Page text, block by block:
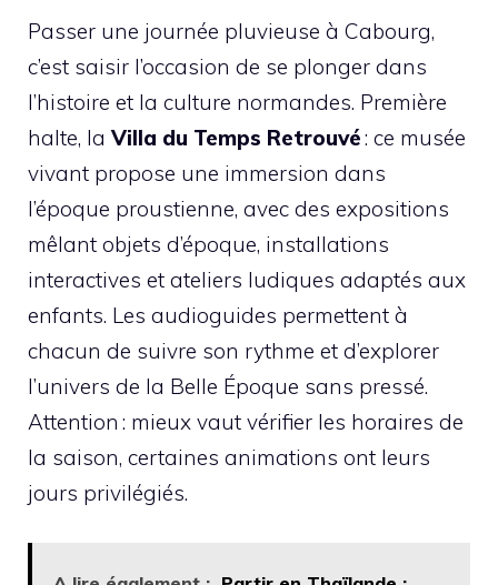
Passer une journée pluvieuse à Cabourg,
c’est saisir l’occasion de se plonger dans
l’histoire et la culture normandes. Première
halte, laVilla du Temps Retrouvé: ce musée
vivant propose une immersion dans
l’époque proustienne, avec des expositions
mêlant objets d’époque, installations
interactives et ateliers ludiques adaptés aux
enfants. Les audioguides permettent à
chacun de suivre son rythme et d’explorer
l’univers de la Belle Époque sans pressé.
Attention : mieux vaut vérifier les horaires de
la saison, certaines animations ont leurs
jours privilégiés.